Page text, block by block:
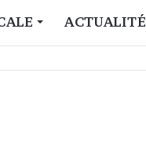
ACTUALITÉ